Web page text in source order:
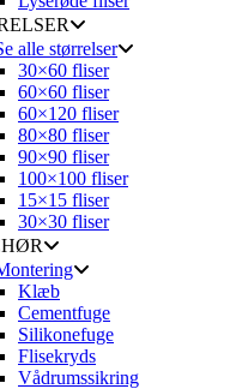
alle størrelser
30×60 fliser
60×60 fliser
60×120 fliser
80×80 fliser
90×90 fliser
100×100 fliser
15×15 fliser
30×30 fliser
Klæb
Cementfuge
Silikonefuge
Flisekryds
Vådrumssikring